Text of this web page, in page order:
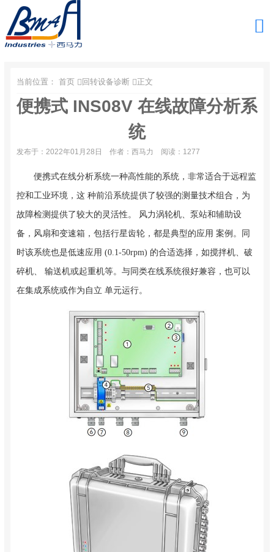
当前位置： 首页 回转设备诊断 正文
便携式 INS08V 在线故障分析系
统
发布于：2022年01月28日 作者：西马力 阅读：1277
便携式在线分析系统一种高性能的系统，非常适合于远程监
控和工业环境，这 种前沿系统提供了较强的测量技术组合，为
故障检测提供了较大的灵活性。 风力涡轮机、泵站和辅助设
备，风扇和变速箱，包括行星齿轮，都是典型的应用 案例。同
时该系统也是低速应用 (0.1-50rpm) 的合适选择，如搅拌机、破
碎机、 输送机或起重机等。与同类在线系统很好兼容，也可以
在集成系统或作为自立 单元运行。